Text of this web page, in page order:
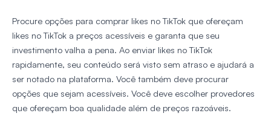
Procure opções para comprar likes no TikTok que ofereçam
likes no TikTok a preços acessíveis e garanta que seu
investimento valha a pena. Ao enviar likes no TikTok
rapidamente, seu conteúdo será visto sem atraso e ajudará a
ser notado na plataforma. Você também deve procurar
opções que sejam acessíveis. Você deve escolher provedores
que ofereçam boa qualidade além de preços razoáveis.